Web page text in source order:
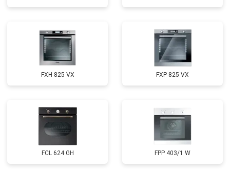
FXH 825 VX FXP 825 VX
FCL 624 GH FPP 403/1 W